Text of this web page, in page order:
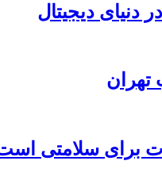
دنیای دیجیتال
تهران
برای سلامتی